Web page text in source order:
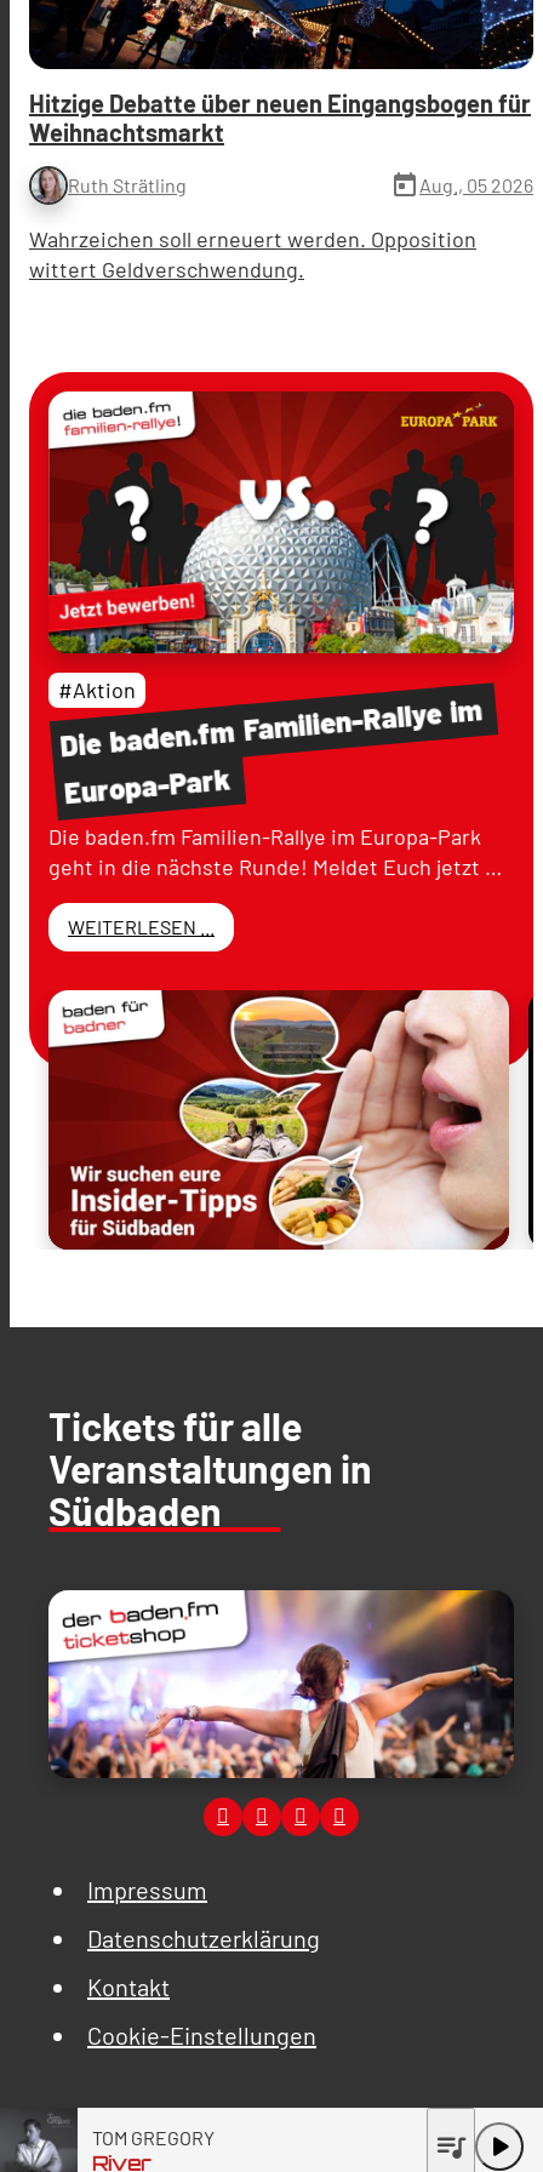
Hitzige Debatte über neuen Eingangsbogen für
Weihnachtsmarkt
Ruth Strätling today Aug., 05 2026
Wahrzeichen soll erneuert werden. Opposition
wittert Geldverschwendung.
Diebaden.fmFamilien-Rallyeim
Europa-Park
#Aktion
Die baden.fm Familien-Rallye im Europa-Park
geht in die nächste Runde! Meldet Euch jetzt …
WEITERLESEN ...
Tickets für alle
Veranstaltungen in
Südbaden
Impressum
Datenschutzerklärung
Kontakt
Cookie-Einstellungen
TOM GREGORY
River play_arrow
queue_music